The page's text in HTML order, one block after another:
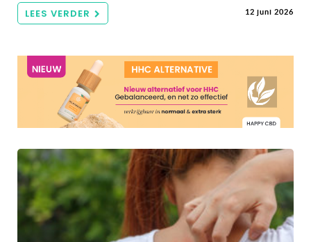
LEES VERDER 12 juni 2026